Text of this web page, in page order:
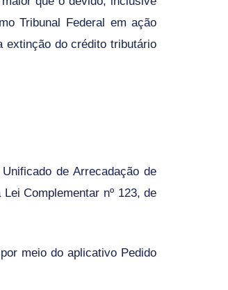
Tribunal Federal em ação
extinção do crédito tributário
de Arrecadação de
Complementar nº 123, de
meio do aplicativo Pedido